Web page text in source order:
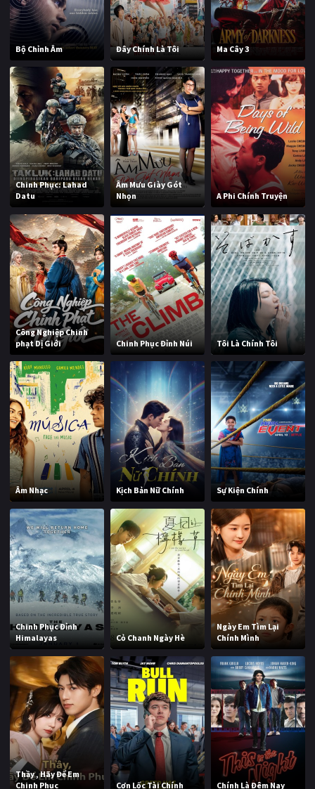
Bộ Chỉnh Âm Đây Chính Là Tôi Ma Cây 3
Chinh Phục: Lahad
Datu
Âm Mưu Giày Gót
Nhọn
A Phi Chính Truyện
Công Nghiệp Chinh
phạt Dị Giới
Chinh Phục Đỉnh Núi Tôi Là Chính Tôi
Âm Nhạc Kịch Bản Nữ Chính Sự Kiện Chính
Chinh Phục Đỉnh
Himalayas
Cỏ Chanh Ngày Hè
Ngày Em Tìm Lại
Chính Mình
Thầy , Hãy Để Em
Chinh Phục
Cơn Lốc Tài Chính Chính Là Đêm Nay